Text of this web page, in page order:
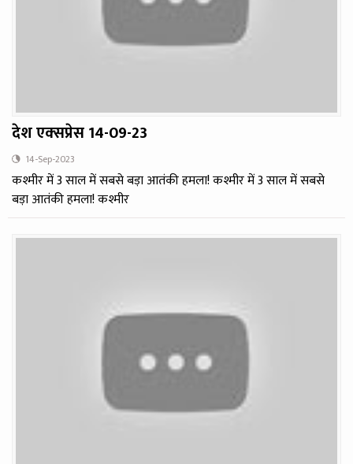
देश एक्‍सप्रेस 14-09-23
14-Sep-2023
कश्मीर में 3 साल में सबसे बड़ा आतंकी हमला! कश्मीर में 3 साल में सबसे
बड़ा आतंकी हमला! कश्मीर